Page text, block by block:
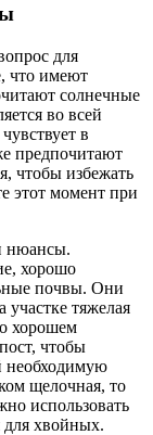
для
что имеют
солнечные
во всей
в
предпочитают
чтобы избежать
этот момент при
нюансы.
хорошо
почвы. Они
участке тяжелая
о хорошем
чтобы
необходимую
щелочная, то
использовать
для хвойных.